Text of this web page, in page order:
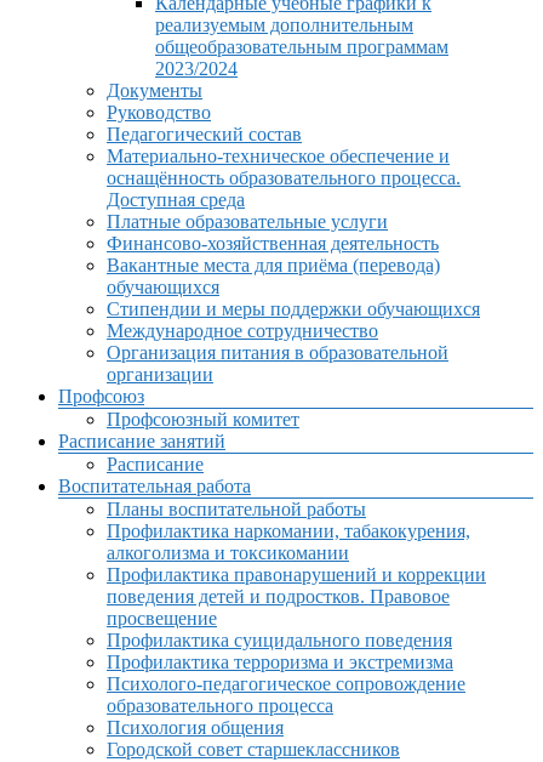
реализуемым дополнительным
общеобразовательным программам
2023/2024
Документы
Руководство
Педагогический состав
Материально-техническое обеспечение и
оснащённость образовательного процесса.
Доступная среда
Платные образовательные услуги
Финансово-хозяйственная деятельность
Вакантные места для приёма (перевода)
обучающихся
Стипендии и меры поддержки обучающихся
Международное сотрудничество
Организация питания в образовательной
организации
Профсоюз
Профсоюзный комитет
Расписание занятий
Расписание
Воспитательная работа
Планы воспитательной работы
Профилактика наркомании, табакокурения,
алкоголизма и токсикомании
Профилактика правонарушений и коррекции
поведения детей и подростков. Правовое
просвещение
Профилактика суицидального поведения
Профилактика терроризма и экстремизма
Психолого-педагогическое сопровождение
образовательного процесса
Психология общения
Городской совет старшеклассников